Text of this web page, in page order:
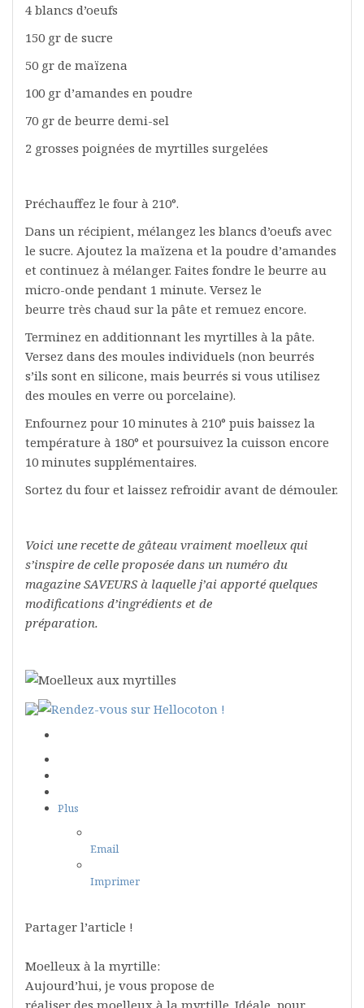
4 blancs d’oeufs
150 gr de sucre
50 gr de maïzena
100 gr d’amandes en poudre
70 gr de beurre demi-sel
2 grosses poignées de myrtilles surgelées
Préchauffez le four à 210°.
Dans un récipient, mélangez les blancs d’oeufs avec
le sucre. Ajoutez la maïzena et la poudre d’amandes
et continuez à mélanger. Faites fondre le beurre au
micro-onde pendant 1 minute. Versez le
beurre très chaud sur la pâte et remuez encore.
Terminez en additionnant les myrtilles à la pâte.
Versez dans des moules individuels (non beurrés
s’ils sont en silicone, mais beurrés si vous utilisez
des moules en verre ou porcelaine).
Enfournez pour 10 minutes à 210° puis baissez la
température à 180° et poursuivez la cuisson encore
10 minutes supplémentaires.
Sortez du four et laissez refroidir avant de démouler.
Voici une recette de gâteau vraiment moelleux qui
s’inspire de celle proposée dans un numéro du
magazine SAVEURS à laquelle j’ai apporté quelques
modifications d’ingrédients et de
préparation.
Plus
Email
Imprimer
Partager l’article !
Moelleux à la myrtille:
Aujourd’hui, je vous propose de
réaliser des moelleux à la myrtille. Idéale, pour